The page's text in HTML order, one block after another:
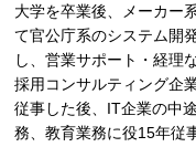
大学を卒業後、メーカー
て官公庁系のシステム開
し、営業サポート・経理
採用コンサルティング企
従事した後、IT企業の中
務、教育業務に役15年従